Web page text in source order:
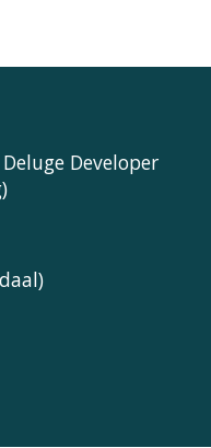
Developer